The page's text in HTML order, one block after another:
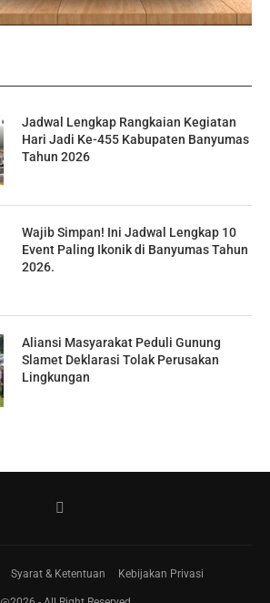
Jadwal Lengkap Rangkaian Kegiatan
Hari Jadi Ke-455 Kabupaten Banyumas
Tahun 2026
Wajib Simpan! Ini Jadwal Lengkap 10
Event Paling Ikonik di Banyumas Tahun
2026.
Aliansi Masyarakat Peduli Gunung
Slamet Deklarasi Tolak Perusakan
Lingkungan
Syarat & Ketentuan Kebijakan Privasi